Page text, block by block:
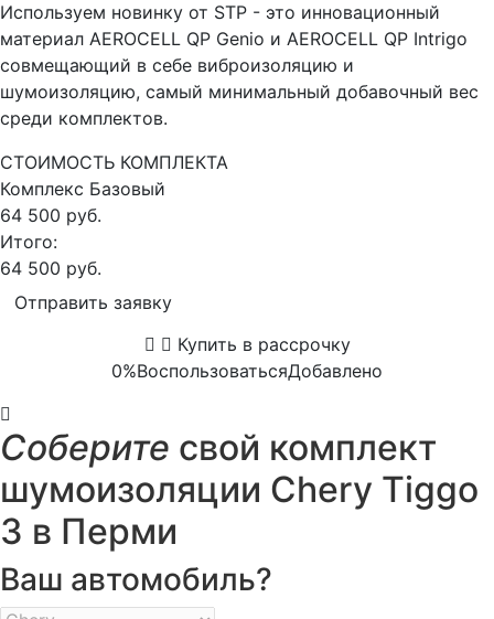
Используем новинку от STP - это инновационный
материал AEROCELL QP Genio и AEROCELL QP Intrigo
совмещающий в себе виброизоляцию и
шумоизоляцию, самый минимальный добавочный вес
среди комплектов.
СТОИМОСТЬ КОМПЛЕКТА
Комплекс Базовый
64 500 руб.
Итого:
64 500 руб.
Отправить заявку
Купить в рассрочку
0%ВоспользоватьсяДобавлено
Соберите свой комплект
шумоизоляции Chery Tiggo
3 в Перми
Ваш автомобиль?